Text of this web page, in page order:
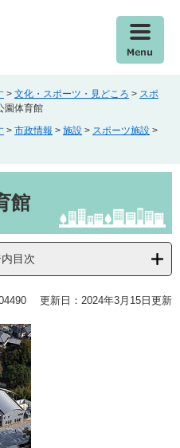
> 文化・スポーツ・見どころ > スポ
園体育館
> 市政情報 > 施設 > スポーツ施設 >
館
目次
更新日：2024年3月15日更新